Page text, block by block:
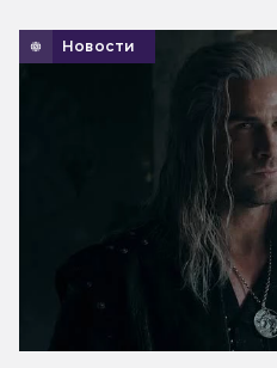
Новости